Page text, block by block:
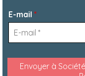
E-mail *